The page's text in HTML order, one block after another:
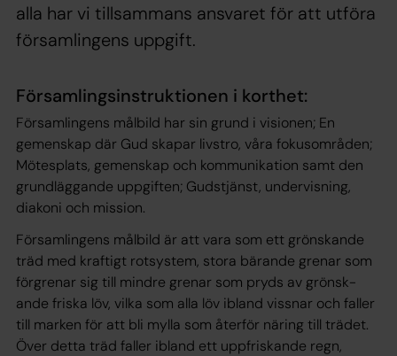
alla har vi tillsammans ansvaret för att utföra
församlingens uppgift.
Församlingsinstruktionen i korthet:
Församlingens målbild har sin grund i visionen; En
gemenskap där Gud skapar livstro, våra fokusom­råden;
Mötesplats, gemenskap och kommunikation samt den
grundläggande uppgiften; Gudstjänst, undervisning,
diakoni och mission.
Församlingens mål­bild är att vara som ett grönskande
träd med kraftigt rotsystem, stora bärande grenar som
förgrenar sig till mindre grenar som pryds av grönsk­
ande friska löv, vilka som alla löv ibland vissnar och faller
till marken för att bli mylla som återför näring till trädet.
Över detta träd faller ibland ett uppfriskande regn,